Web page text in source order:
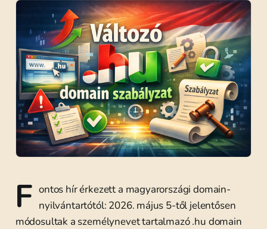
F ontos hír érkezett a magyarországi domain-
nyilvántartótól: 2026. május 5-től jelentősen
módosultak a személynevet tartalmazó .hu domain